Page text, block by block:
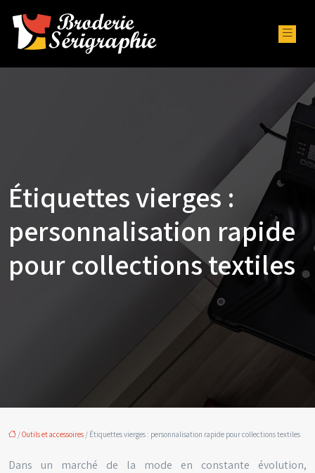
Étiquettes vierges :
personnalisation rapide
pour collections textiles
/Outils et accessoires / Étiquettes vierges : personnalisation rapide pour collections textiles
Dans un marché de la mode en constante évolution,